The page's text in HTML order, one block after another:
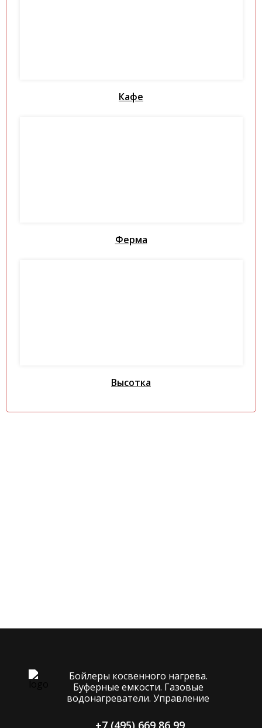
Кафе
Ферма
Высотка
Бойлеры косвенного нагрева.
Буферные емкости. Газовые
водонагреватели. Управление
+7 (495) 669 86 99